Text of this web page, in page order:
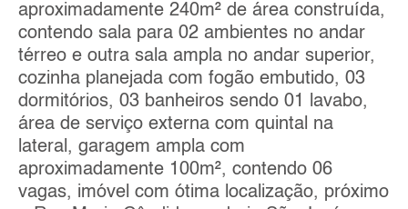
aproximadamente 240m² de área construída,
contendo sala para 02 ambientes no andar
térreo e outra sala ampla no andar superior,
cozinha planejada com fogão embutido, 03
dormitórios, 03 banheiros sendo 01 lavabo,
área de serviço externa com quintal na
lateral, garagem ampla com
aproximadamente 100m², contendo 06
vagas, imóvel com ótima localização, próximo